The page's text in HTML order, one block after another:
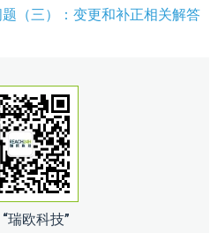
（三）：变更和补正相关解答
瑞欧科技”